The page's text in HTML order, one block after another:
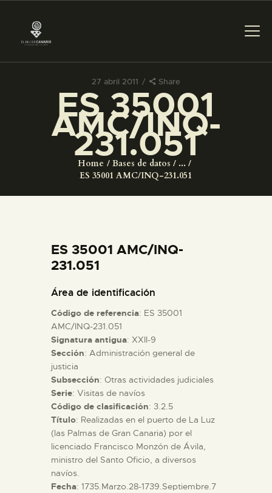
27 abril 2011 Share
ES 35001
AMC/INQ-
231.051
Home Bases de datos
...
ES 35001 AMC/INQ-231.051
PREPARAR LA VISITA
ACTIVIDADES
COLECCIONES
ESPAÑOL
PREPARAR LA VISITA
ACTIVIDADES
█
EL MUSEO
ES 35001 AMC/INQ-
231.051
Área de identificación
Código de referencia: ES 35001
AMC/INQ-231.051
Signatura antigua: XXII-9
Sección: Administración general de
justicia
Subsección: Otras actividades judiciales
Serie: Visitas de navíos
Código de clasificación: 3.2.5
Título: Realizadas en el puerto de La Luz
(las Palmas de Gran Canaria) por el
licenciado Francisco Monzón de Ávila,
ministro del Santo Oficio, a diversos
navíos.
Fecha: 1735.Marzo.28-1739.Septiembre.7